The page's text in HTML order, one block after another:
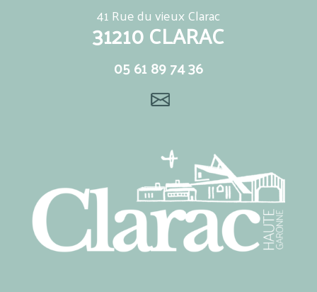
41 Rue du vieux Clarac
31210 CLARAC
05 61 89 74 36